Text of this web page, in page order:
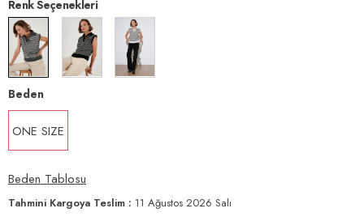
Renk Seçenekleri
Beden
ONE SIZE
Beden Tablosu
Tahmini Kargoya Teslim : 11 Ağustos 2026 Salı